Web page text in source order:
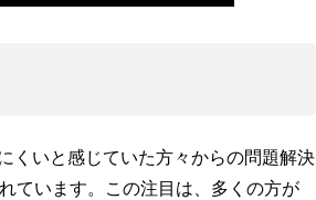
くいと感じていた方々からの問題解決
ています。この注目は、多くの方が